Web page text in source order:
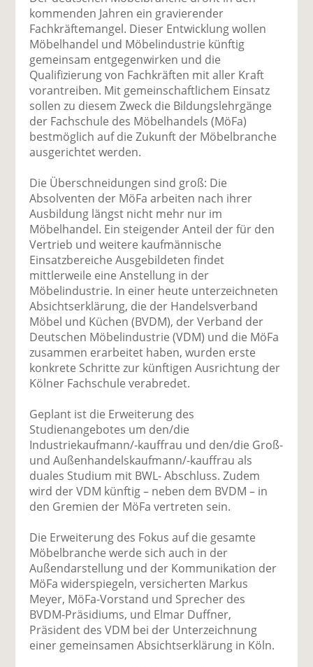
F
ac
e
b
o
o
k
te
il
er
n
n
k
di
n
te
il
e
m
v
er
se
d
kommenden Jahren ein gravierender
Fachkräftemangel. Dieser Entwicklung wollen
Möbelhandel und Möbelindustrie künftig
gemeinsam entgegenwirken und die
Qualifizierung von Fachkräften mit aller Kraft
vorantreiben. Mit gemeinschaftlichem Einsatz
sollen zu diesem Zweck die Bildungslehrgänge
der Fachschule des Möbelhandels (MöFa)
bestmöglich auf die Zukunft der Möbelbranche
ausgerichtet werden.
Die Überschneidungen sind groß: Die
Absolventen der MöFa arbeiten nach ihrer
Ausbildung längst nicht mehr nur im
Möbelhandel. Ein steigender Anteil der für den
Vertrieb und weitere kaufmännische
Einsatzbereiche Ausgebildeten findet
mittlerweile eine Anstellung in der
Möbelindustrie. In einer heute unterzeichneten
Absichtserklärung, die der Handelsverband
Möbel und Küchen (BVDM), der Verband der
Deutschen Möbelindustrie (VDM) und die MöFa
zusammen erarbeitet haben, wurden erste
konkrete Schritte zur künftigen Ausrichtung der
Kölner Fachschule verabredet.
Geplant ist die Erweiterung des
Studienangebotes um den/die
Industriekaufmann/-kauffrau und den/die Groß-
und Außenhandelskaufmann/-kauffrau als
duales Studium mit BWL- Abschluss. Zudem
wird der VDM künftig – neben dem BVDM – in
den Gremien der MöFa vertreten sein.
Die Erweiterung des Fokus auf die gesamte
Möbelbranche werde sich auch in der
Außendarstellung und der Kommunikation der
MöFa widerspiegeln, versicherten Markus
Meyer, MöFa-Vorstand und Sprecher des
BVDM-Präsidiums, und Elmar Duffner,
Präsident des VDM bei der Unterzeichnung
einer gemeinsamen Absichtserklärung in Köln.